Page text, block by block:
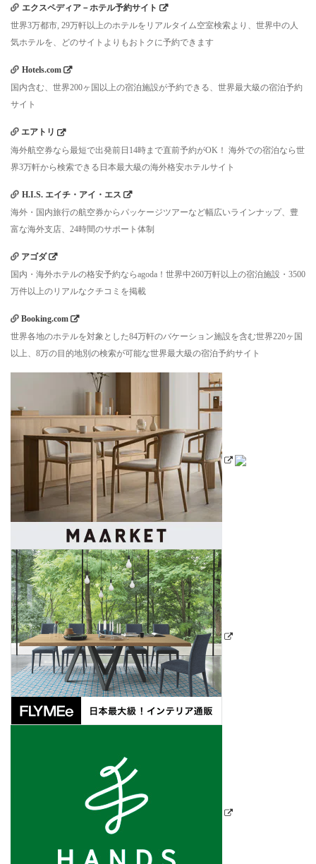
エクスペディア－ホテル予約サイト
世界3万都市, 29万軒以上のホテルをリアルタイム空室検索より、世界中の人
気ホテルを、どのサイトよりもおトクに予約できます
Hotels.com
国内含む、世界200ヶ国以上の宿泊施設が予約できる、世界最大級の宿泊予約
サイト
エアトリ
海外航空券なら最短で出発前日14時まで直前予約がOK！ 海外での宿泊なら世
界3万軒から検索できる日本最大級の海外格安ホテルサイト
H.I.S. エイチ・アイ・エス
海外・国内旅行の航空券からパッケージツアーなど幅広いラインナップ、豊
富な海外支店、24時間のサポート体制
アゴダ
国内・海外ホテルの格安予約ならagoda！世界中260万軒以上の宿泊施設・3500
万件以上のリアルなクチコミを掲載
Booking.com
世界各地のホテルを対象とした84万軒のバケーション施設を含む世界220ヶ国
以上、8万の目的地別の検索が可能な世界最大級の宿泊予約サイト